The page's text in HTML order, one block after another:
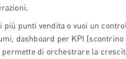
più punti vendita o vuoi un
dashboard per KPI
di orchestrare la